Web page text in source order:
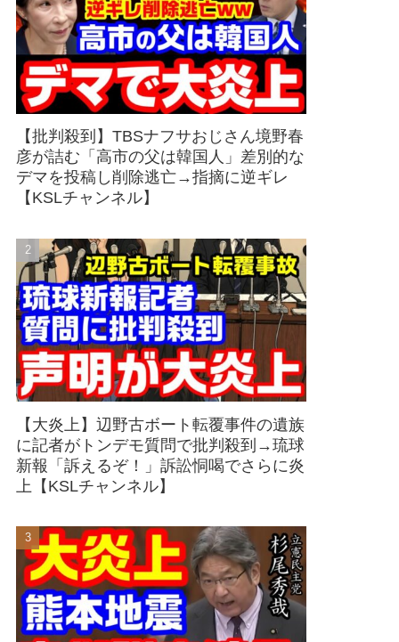
【批判殺到】TBSナフサおじさん境野春
彦が詰む「高市の父は韓国人」差別的な
デマを投稿し削除逃亡→指摘に逆ギレ
【KSLチャンネル】
【大炎上】辺野古ボート転覆事件の遺族
に記者がトンデモ質問で批判殺到→琉球
新報「訴えるぞ！」訴訟恫喝でさらに炎
上【KSLチャンネル】